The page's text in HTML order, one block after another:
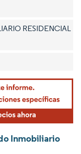
RESIDENCIAL
Inmobiliario